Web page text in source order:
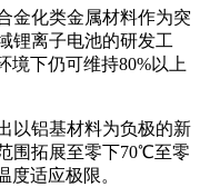
金化类金属材料作为突
锂离子电池的研发工
下仍可维持80%以上
以铝基材料为负极的新
围拓展至零下70℃至零
度适应极限。